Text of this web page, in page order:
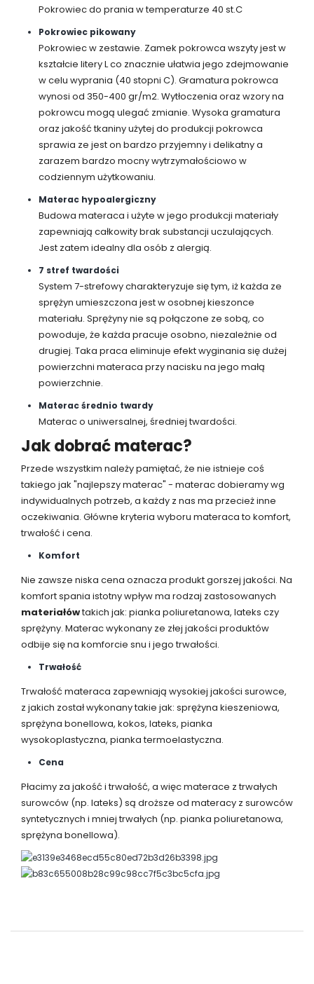
Pokrowiec do prania w temperaturze 40 st.C
Pokrowiec pikowany
Pokrowiec w zestawie. Zamek pokrowca wszyty jest w
kształcie litery L co znacznie ułatwia jego zdejmowanie
w celu wyprania (40 stopni C). Gramatura pokrowca
wynosi od 350-400 gr/m2. Wytłoczenia oraz wzory na
pokrowcu mogą ulegać zmianie. Wysoka gramatura
oraz jakość tkaniny użytej do produkcji pokrowca
sprawia ze jest on bardzo przyjemny i delikatny a
zarazem bardzo mocny wytrzymałościowo w
codziennym użytkowaniu.
Materac hypoalergiczny
Budowa materaca i użyte w jego produkcji materiały
zapewniają całkowity brak substancji uczulających.
Jest zatem idealny dla osób z alergią.
7 stref twardości
System 7-strefowy charakteryzuje się tym, iż każda ze
sprężyn umieszczona jest w osobnej kieszonce
materiału. Sprężyny nie są połączone ze sobą, co
powoduje, że każda pracuje osobno, niezależnie od
drugiej. Taka praca eliminuje efekt wyginania się dużej
powierzchni materaca przy nacisku na jego małą
powierzchnie.
Materac średnio twardy
Materac o uniwersalnej, średniej twardości.
Jak dobrać materac?
Przede wszystkim należy pamiętać, że nie istnieje coś
takiego jak "najlepszy materac" - materac dobieramy wg
indywidualnych potrzeb, a każdy z nas ma przecież inne
oczekiwania. Główne kryteria wyboru materaca to komfort,
trwałość i cena.
Komfort
Nie zawsze niska cena oznacza produkt gorszej jakości. Na
komfort spania istotny wpływ ma rodzaj zastosowanych
materiałówtakich jak: pianka poliuretanowa, lateks czy
sprężyny. Materac wykonany ze złej jakości produktów
odbije się na komforcie snu i jego trwałości.
Trwałość
Trwałość materaca zapewniają wysokiej jakości surowce,
z jakich został wykonany takie jak: sprężyna kieszeniowa,
sprężyna bonellowa, kokos, lateks, pianka
wysokoplastyczna, pianka termoelastyczna.
Cena
Płacimy za jakość i trwałość, a więc materace z trwałych
surowców (np. lateks) są droższe od materacy z surowców
syntetycznych i mniej trwałych (np. pianka poliuretanowa,
sprężyna bonellowa).